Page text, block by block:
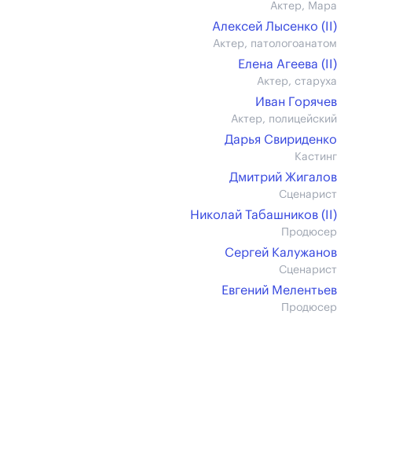
Актер, Мара
Алексей Лысенко (II)
Актер, патологоанатом
Елена Агеева (II)
Актер, старуха
Иван Горячев
Актер, полицейский
Дарья Свириденко
Кастинг
Дмитрий Жигалов
Сценарист
Николай Табашников (II)
Продюсер
Сергей Калужанов
Сценарист
Евгений Мелентьев
Продюсер